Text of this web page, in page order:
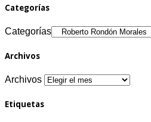
Categorías
Categorías
Archivos
Archivos
Etiquetas